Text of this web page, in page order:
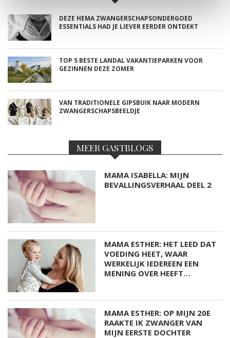
DEZE HEMA ZWANGERSCHAPSONDERGOED
ESSENTIALS HAD JE LIEVER EERDER ONTDEKT
TOP 5 BESTE LANDAL VAKANTIEPARKEN VOOR
GEZINNEN DEZE ZOMER
VAN TRADITIONELE GIPSBUIK NAAR MODERN
ZWANGERSCHAPSBEELDJE
MEER GASTBLOGS
MAMA ISABELLA: MIJN
BEVALLINGSVERHAAL DEEL 2
MAMA ESTHER: HET LEED DAT
VOEDING HEET, WAAR
WERKELIJK IEDEREEN EEN
MENING OVER HEEFT…
MAMA ESTHER: OP MIJN 20E
RAAKTE IK ZWANGER VAN
MIJN EERSTE DOCHTER